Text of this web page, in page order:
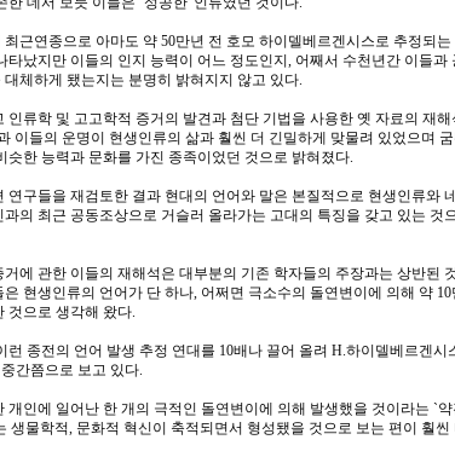
최근연종으로 아마도 약 50만년 전 호모 하이델베르겐시스로 추정되는
타났지만 이들의 인지 능력이 어느 정도인지, 어째서 수천년간 이들과
체하게 됐는지는 분명히 밝혀지지 않고 있다.
인류학 및 고고학적 증거의 발견과 첨단 기법을 사용한 옛 자료의 재해
이들의 운명이 현생인류의 삶과 훨씬 더 긴밀하게 맞물려 있었으며
슷한 능력과 문화를 가진 종족이었던 것으로 밝혀졌다.
연구들을 재검토한 결과 현대의 언어와 말은 본질적으로 현생인류와
과의 최근 공동조상으로 거슬러 올라가는 고대의 특징을 갖고 있는 것
에 관한 이들의 재해석은 대부분의 기존 학자들의 주장과는 상반된
현생인류의 언어가 단 하나, 어쩌면 극소수의 돌연변이에 의해 약 10
것으로 생각해 왔다.
런 종전의 언어 발생 추정 연대를 10배나 끌어 올려 H.하이델베르겐시
간쯤으로 보고 있다.
개인에 일어난 한 개의 극적인 돌연변이에 의해 발생했을 것이라는 `약
생물학적, 문화적 혁신이 축적되면서 형성됐을 것으로 보는 편이 훨씬